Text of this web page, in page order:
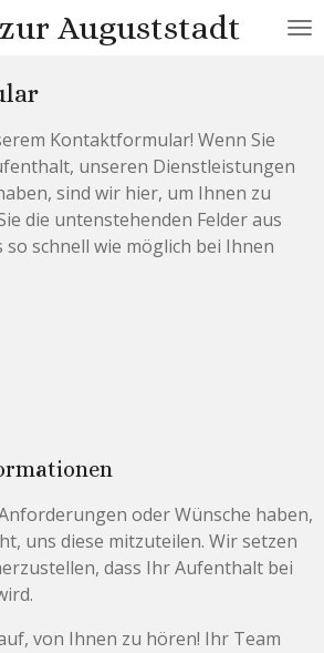
Auguststadt
Kontaktformular! Wenn Sie
unseren Dienstleistungen
sind wir hier, um Ihnen zu
die untenstehenden Felder aus
schnell wie möglich bei Ihnen
oder Wünsche haben,
uns diese mitzuteilen. Wir setzen
dass Ihr Aufenthalt bei
von Ihnen zu hören! Ihr Team